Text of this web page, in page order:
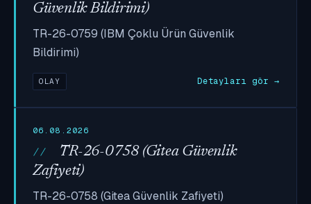
Güvenlik Bildirimi)
TR-26-0759 (IBM Çoklu Ürün Güvenlik
Bildirimi)
OLAY Detayları gör →
06.08.2026
TR-26-0758 (Gitea Güvenlik
Zafiyeti)
TR-26-0758 (Gitea Güvenlik Zafiyeti)